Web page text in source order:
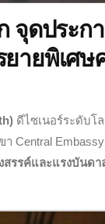
จุดประ
ายพิเศษ
ดีไซเนอร์ระดับโ
สรรค์และแรงบันดา